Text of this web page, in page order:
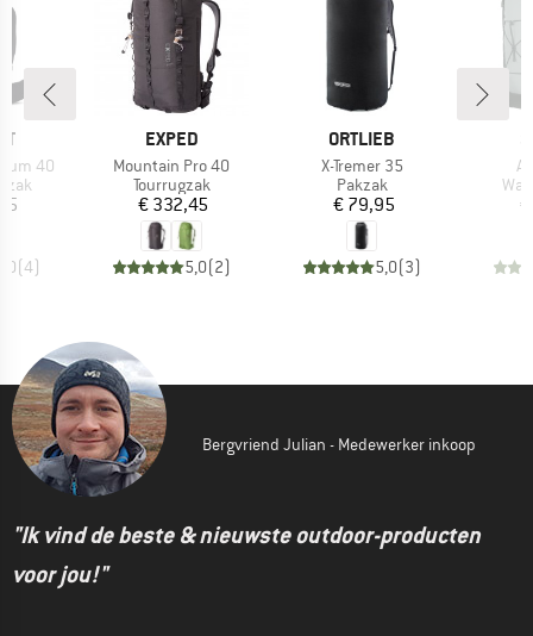
40
(4)
MERK
EXPED
Artikel
Mountain Pro 40
Productgroep
Tourrugzak
Prijs
€ 332,45
5,0(2)
MERK
ORTLIEB
Artikel
X-Tremer 35
Productgroep
Pakzak
Prijs
€ 79,95
5,0(3)
Bergvriend Julian - Medewerker inkoop
"Ik vind de beste & nieuwste outdoor-producten
voor jou!"